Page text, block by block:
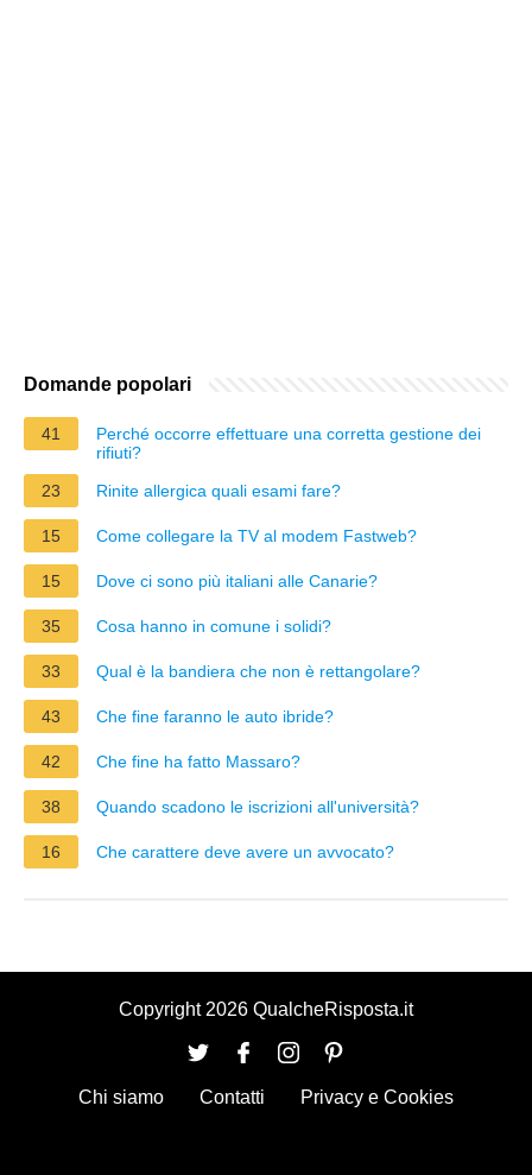
Domande popolari
41
Perché occorre effettuare una corretta gestione dei
rifiuti?
23
Rinite allergica quali esami fare?
15 Come collegare la TV al modem Fastweb?
15 Dove ci sono più italiani alle Canarie?
35 Cosa hanno in comune i solidi?
33 Qual è la bandiera che non è rettangolare?
43 Che fine faranno le auto ibride?
42 Che fine ha fatto Massaro?
38 Quando scadono le iscrizioni all'università?
16 Che carattere deve avere un avvocato?
Copyright 2026 QualcheRisposta.it
Chi siamo Contatti Privacy e Cookies